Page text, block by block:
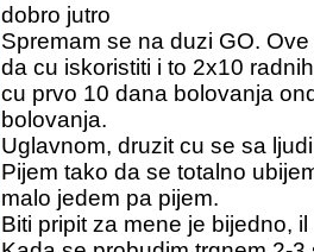
dobro jutro
Spremam se na duzi GO.
da cu iskoristiti i to 2x10
cu prvo 10 dana bolovanja
bolovanja.
Uglavnom, druzit cu se sa
Pijem tako da se totalno
malo jedem pa pijem.
Biti pripit za mene je bijedno,